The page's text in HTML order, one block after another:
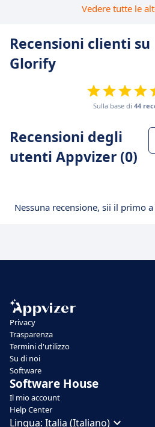
Vedere tutte le
Recensioni clienti su
Glorify
Sulla base di 44
Recensioni degli
utenti Appvizer (0)
Nessuna recensione, sii il primo
Privacy
Trasparenza
Termini d'utilizzo
Su di noi
Software
Software House
Il mio account
Help Center
Lingua: Italia (Italiano)